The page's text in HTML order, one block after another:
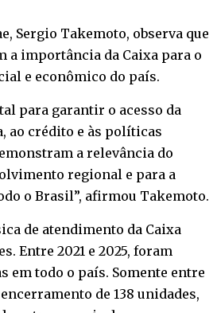
Sergio Takemoto, observa que
a importância da Caixa para o
e econômico do país.
para garantir o acesso da
ao crédito e às políticas
a relevância do
regional e para a
o Brasil”, afirmou Takemoto.
de atendimento da Caixa
Entre 2021 e 2025, foram
em todo o país. Somente entre
de 138 unidades,